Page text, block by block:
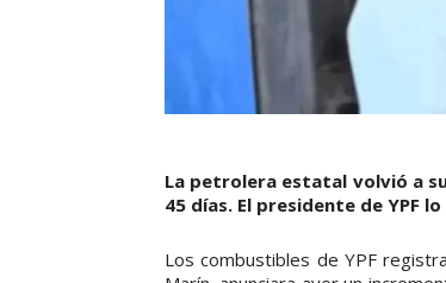
La petrolera estatal volvió a
45 días. El presidente de YPF
Los combustibles de YPF